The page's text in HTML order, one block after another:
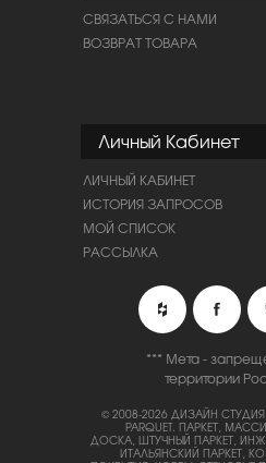
СВЯЗАТЬСЯ С НАМИ
ВОЗВРАТ ТОВАРА
Личный Кабинет
ЛИЧНЫЙ КАБИНЕТ
ИСТОРИЯ ЗАПРОСОВ
МОЙ СПИСОК
РАССЫЛКА
*** Мета -
территории
© 2008-2026 ДИЗАЙН СТУДИЯ
PARQUET. ПАРКЕТ,
ДОСКА, ШТУЧНЫЙ ПАРКЕТ,
ИТАЛЬЯНСКИЙ ПАРКЕТ,